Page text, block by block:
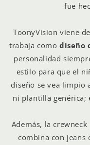
fue
ToonyVision viene
trabaja como diseño
personalidad
estilo para que el
diseño se vea
ni plantilla genérica;
Además, la
combina con jeans